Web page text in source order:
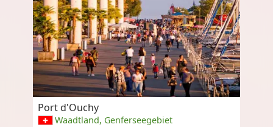
Port d'Ouchy
Waadtland, Genferseegebiet